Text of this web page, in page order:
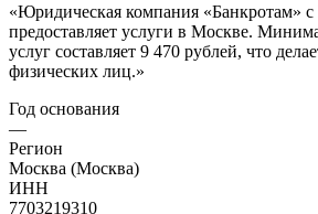
«Юридическая компания «Банкротам»
предоставляет услуги в Москве.
услуг составляет 9 470 рублей, что
физических лиц.»
Год основания
—
Регион
Москва (Москва)
ИНН
7703219310